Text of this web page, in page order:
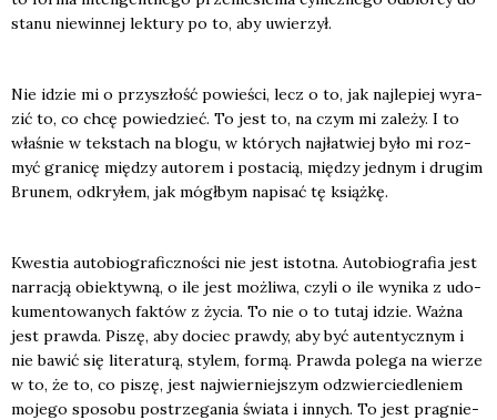
sta­nu nie­win­nej lek­tu­ry po to, aby uwie­rzył.
Nie idzie mi o przy­szłość powie­ści, lecz o to, jak naj­le­piej wyra­
zić to, co chcę powie­dzieć. To jest to, na czym mi zale­ży. I to
wła­śnie w tek­stach na blo­gu, w któ­rych naj­ła­twiej było mi roz­
myć gra­ni­cę mię­dzy auto­rem i posta­cią, mię­dzy jed­nym i dru­gim
Bru­nem, odkry­łem, jak mógł­bym napi­sać tę książ­kę.
Kwe­stia auto­bio­gra­ficz­no­ści nie jest istot­na. Auto­bio­gra­fia jest
nar­ra­cją obiek­tyw­ną, o ile jest moż­li­wa, czy­li o ile wyni­ka z udo­
ku­men­to­wa­nych fak­tów z życia. To nie o to tutaj idzie. Waż­na
jest praw­da. Piszę, aby dociec praw­dy, aby być auten­tycz­nym i
nie bawić się lite­ra­tu­rą, sty­lem, for­mą. Praw­da pole­ga na wie­rze
w to, że to, co piszę, jest naj­wier­niej­szym odzwier­cie­dle­niem
moje­go spo­so­bu postrze­ga­nia świa­ta i innych. To jest pra­gnie­